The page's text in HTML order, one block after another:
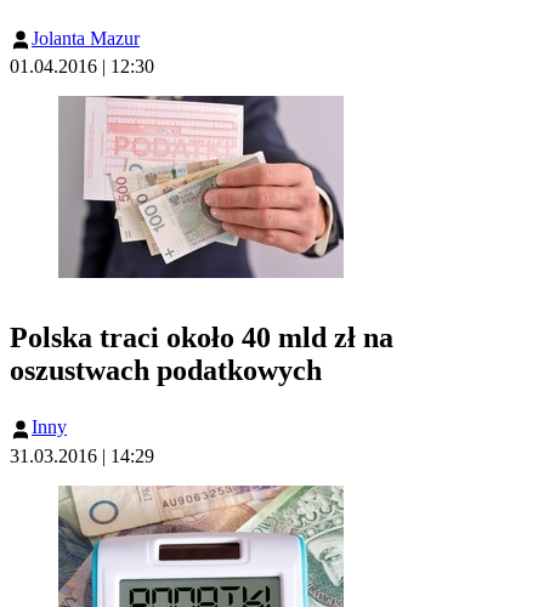
Jolanta Mazur
01.04.2016 | 12:30
Polska traci około 40 mld zł na
oszustwach podatkowych
Inny
31.03.2016 | 14:29